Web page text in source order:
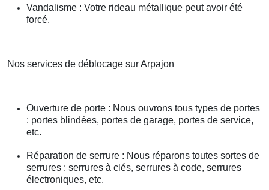
Vandalisme : Votre rideau métallique peut avoir été
forcé.
Nos services de déblocage sur Arpajon
Ouverture de porte : Nous ouvrons tous types de portes
: portes blindées, portes de garage, portes de service,
etc.
Réparation de serrure : Nous réparons toutes sortes de
serrures : serrures à clés, serrures à code, serrures
électroniques, etc.